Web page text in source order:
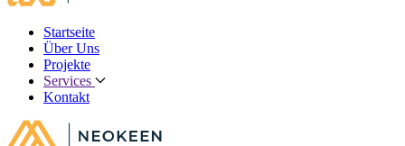
Startseite
Über Uns
Projekte
Services
Kontakt